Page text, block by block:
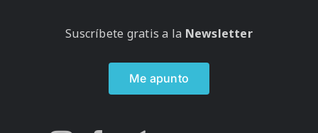
Suscríbete gratis a la Newsletter
Me apunto